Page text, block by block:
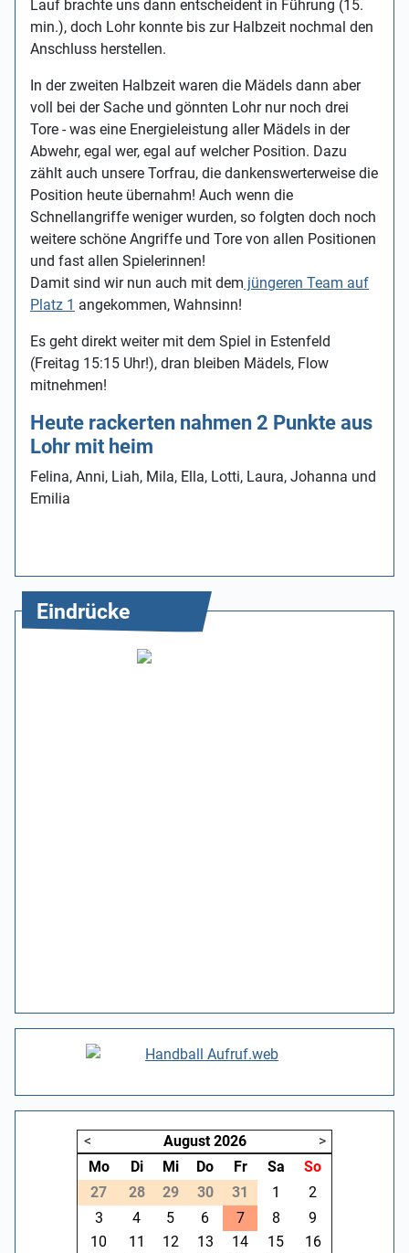
Lauf brachte uns dann entscheident in Führung (15.
min.), doch Lohr konnte bis zur Halbzeit nochmal den
Anschluss herstellen.
In der zweiten Halbzeit waren die Mädels dann aber
voll bei der Sache und gönnten Lohr nur noch drei
Tore - was eine Energieleistung aller Mädels in der
Abwehr, egal wer, egal auf welcher Position. Dazu
zählt auch unsere Torfrau, die dankenswerterweise die
Position heute übernahm! Auch wenn die
Schnellangriffe weniger wurden, so folgten doch noch
weitere schöne Angriffe und Tore von allen Positionen
und fast allen Spielerinnen!
Damit sind wir nun auch mit dem jüngeren Team auf
Platz 1 angekommen, Wahnsinn!
Es geht direkt weiter mit dem Spiel in Estenfeld
(Freitag 15:15 Uhr!), dran bleiben Mädels, Flow
mitnehmen!
Heute rackerten nahmen 2 Punkte aus
Lohr mit heim
Felina, Anni, Liah, Mila, Ella, Lotti, Laura, Johanna und
Emilia
Eindrücke
< August 2026
>
Mo
Di Mi Do Fr Sa
So
27
28 29 30 31 1
2
3
4 5 6 7 8
9
10
11 12 13 14 15
16